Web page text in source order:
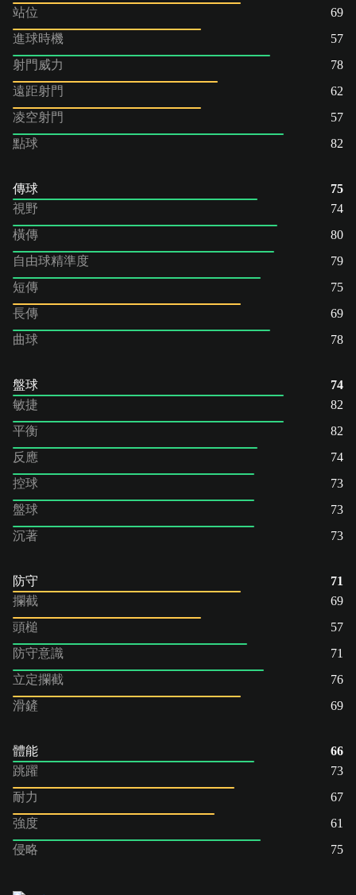
站位
69
進球時機
57
射門威力
78
遠距射門
62
凌空射門
57
點球
82
傳球
75
視野
74
橫傳
80
自由球精準度
79
短傳
75
長傳
69
曲球
78
盤球
74
敏捷
82
平衡
82
反應
74
控球
73
盤球
73
沉著
73
防守
71
攔截
69
頭槌
57
防守意識
71
立定攔截
76
滑鏟
69
體能
66
跳躍
73
耐力
67
強度
61
侵略
75